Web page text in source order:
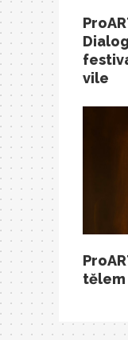
vile
tělem